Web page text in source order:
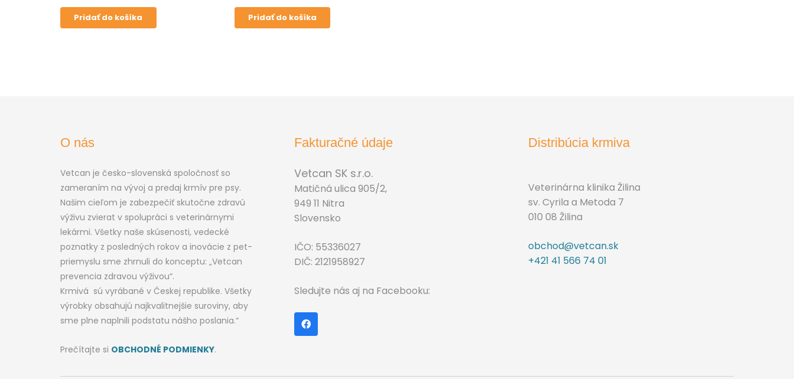
Pridať do košíka Pridať do košíka
O nás
Vetcan je česko-slovenská spoločnosť so
zameraním na vývoj a predaj krmív pre psy.
Našim cieľom je zabezpečiť skutočne zdravú
výživu zvierat v spolupráci s veterinárnymi
lekármi. Všetky naše skúsenosti, vedecké
poznatky z posledných rokov a inovácie z pet-
priemyslu sme zhrnuli do konceptu: „Vetcan
prevencia zdravou výživou“.
Krmivá sú vyrábané v Českej republike. Všetky
výrobky obsahujú najkvalitnejšie suroviny, aby
sme plne naplnili podstatu nášho poslania.“
Prečítajte si OBCHODNÉ PODMIENKY.
Fakturačné údaje
Vetcan SK s.r.o.
Matičná ulica 905/2,
949 11 Nitra
Slovensko
IČO: 55336027
DIČ: 2121958927
Sledujte nás aj na Facebooku:
Distribúcia krmiva
Veterinárna klinika Žilina
sv. Cyrila a Metoda 7
010 08 Žilina
obchod@vetcan.sk
+421 41 566 74 01